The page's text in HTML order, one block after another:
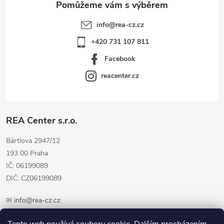
REA Center s.r.o.
Bártlova 2947/12
193 00 Praha
IČ: 06199089
DIČ: CZ06199089
✉ info@rea-cz.cz
info@rea-cz.cz
+420 731 107 811
Facebook
reacenter.cz